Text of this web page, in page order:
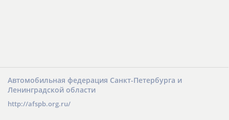
Автомобильная федерация Санкт-Петербурга и
Ленинградской области
http://afspb.org.ru/